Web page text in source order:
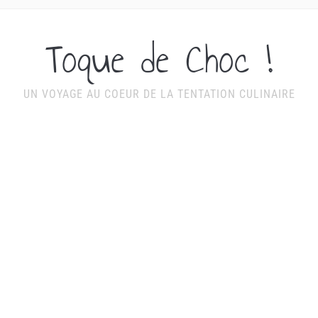
Toque de Choc !
UN VOYAGE AU COEUR DE LA TENTATION CULINAIRE